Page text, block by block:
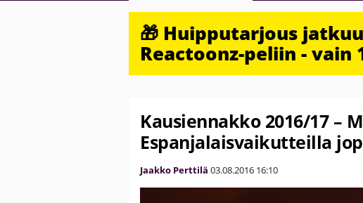
🎁 Huipputarjous
Reactoonz-peliin - vain
Kausiennakko 2016/17 –
Espanjalaisvaikutteilla
Jaakko Perttilä 03.08.2016 16:10